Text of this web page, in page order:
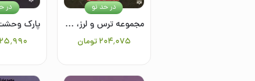
مجموعه ترس و لرز، پارک وحشت 17:جادوی اوز
۲۰۴٬۰۷۵ تومان
در حد نو در